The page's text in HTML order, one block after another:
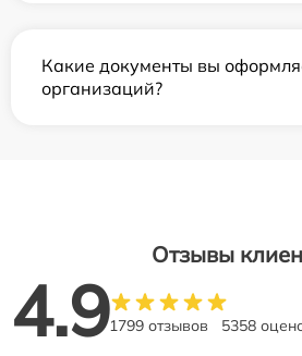
Какие документы вы
организаций?
Отзывы
4.91799 отзывов 5358